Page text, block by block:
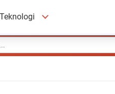
Teknologi